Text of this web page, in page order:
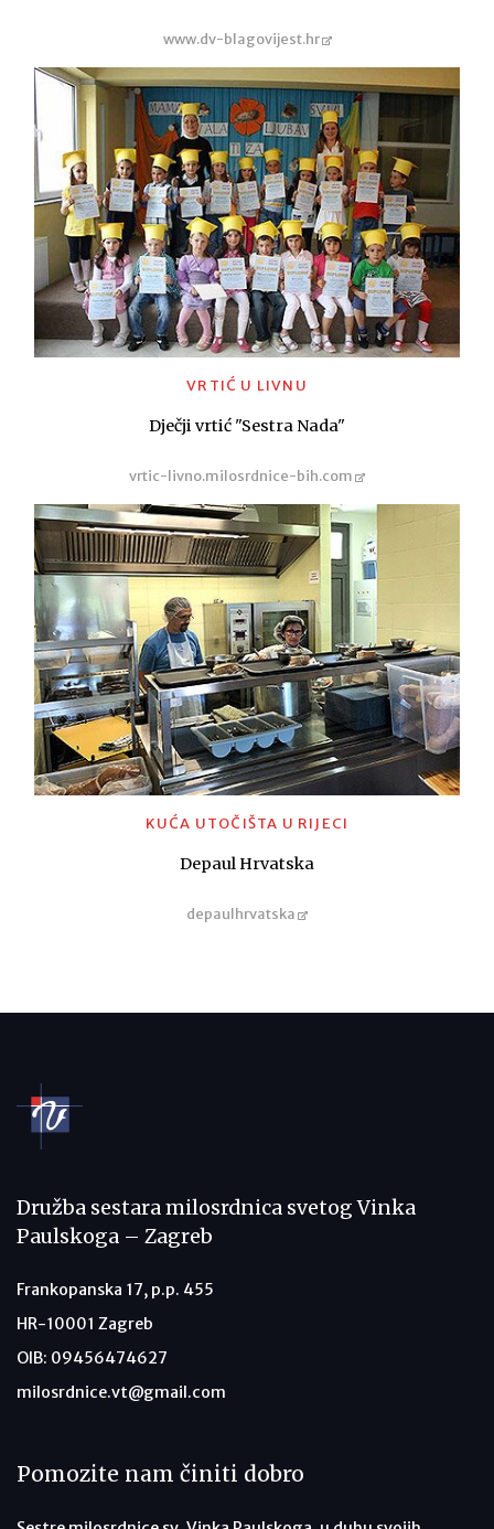
www.dv-blagovijest.hr
VRTIĆ U LIVNU
Dječji vrtić "Sestra Nada"
vrtic-livno.milosrdnice-bih.com
KUĆA UTOČIŠTA U RIJECI
Depaul Hrvatska
depaulhrvatska
Družba sestara milosrdnica svetog Vinka
Paulskoga – Zagreb
Frankopanska 17, p.p. 455
HR-10001 Zagreb
OIB: 09456474627
milosrdnice.vt@gmail.com
Pomozite nam činiti dobro